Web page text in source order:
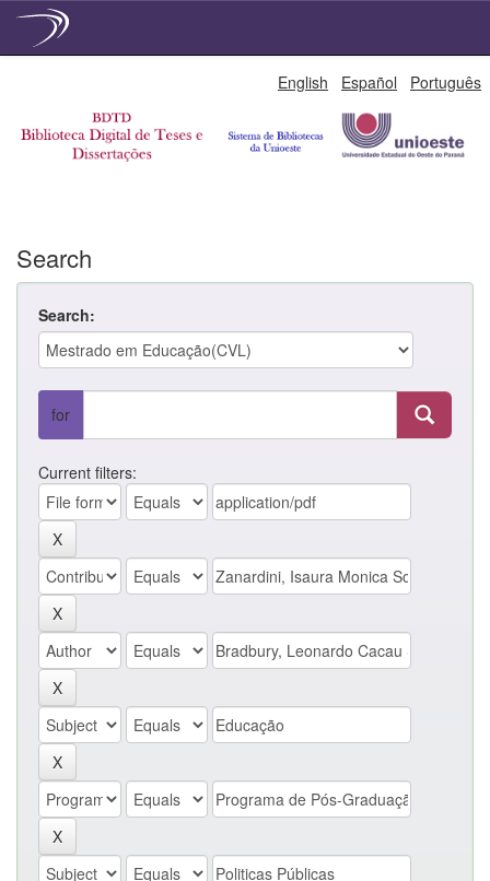
English Español Português
Search
Search:
for
Current filters: